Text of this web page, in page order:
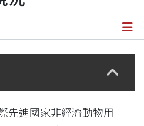
先進國家非經濟動物用